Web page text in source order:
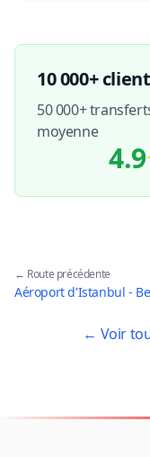
10 000+
50 000+
moyenne
4.9
← Route précédente
Aéroport d'Istanbul -
← Voir